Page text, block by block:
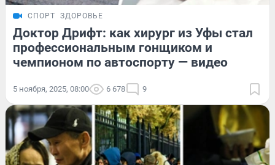
СПОРТ ЗДОРОВЬЕ
Доктор Дрифт: как хирург из Уфы стал
профессиональным гонщиком и
чемпионом по автоспорту — видео
5 ноября, 2025, 08:00 6 678 9